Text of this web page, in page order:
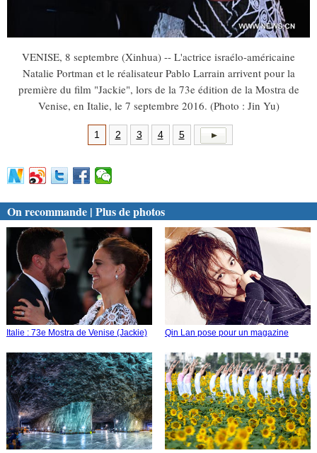
VENISE, 8 septembre (Xinhua) -- L'actrice israélo-américaine
Natalie Portman et le réalisateur Pablo Larrain arrivent pour la
première du film "Jackie", lors de la 73e édition de la Mostra de
Venise, en Italie, le 7 septembre 2016. (Photo : Jin Yu)
1 2 3 4 5
On recommande | Plus de photos
Italie : 73e Mostra de Venise (Jackie) Qin Lan pose pour un magazine